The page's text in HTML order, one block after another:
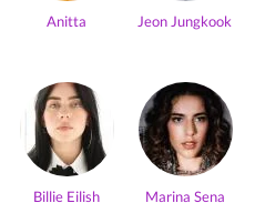
Anitta Jeon Jungkook
Billie Eilish Marina Sena